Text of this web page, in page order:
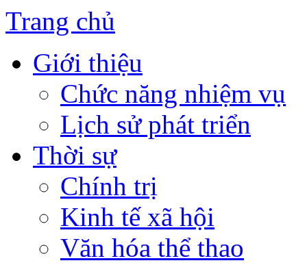
Trang chủ
Giới thiệu
Chức năng nhiệm vụ
Lịch sử phát triển
Thời sự
Chính trị
Kinh tế xã hội
Văn hóa thể thao